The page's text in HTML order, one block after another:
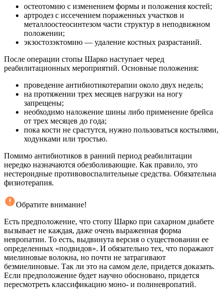
остеотомию с изменением формы и положения костей;
артродез с иссечением пораженных участков и
металлоостеосинтезом части структур в неподвижном
положении;
экзостозэктомию — удаление костных разрастаний.
После операции стопы Шарко наступает черед
реабилитационных мероприятий. Основные положения:
проведение антибиотикотерапии около двух недель;
на протяжении трех месяцев нагрузки на ногу
запрещены;
необходимо наложение шины либо применение брейса
от трех месяцев до года;
пока кости не срастутся, нужно пользоваться костылями,
ходунками или тростью.
Помимо антибиотиков в ранний период реабилитации
нередко назначаются обезболивающие. Как правило, это
нестероидные противовоспалительные средства. Обязательна
физиотерапия.
Обратите внимание!
Есть предположение, что стопу Шарко при сахарном диабете
вызывает не каждая, даже очень выраженная форма
невропатии. То есть, выдвинута версия о существовании ее
определенных «подвидов». И обязательно тех, что поражают
миелиновые волокна, но почти не затрагивают
безмиелиновые. Так ли это на самом деле, придется доказать.
Если предположение будет научно обосновано, придется
пересмотреть классификацию моно- и полиневропатий.